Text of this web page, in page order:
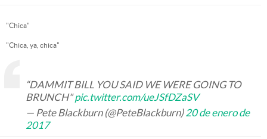
"Chica"
"Chica, ya, chica"
“DAMMIT BILL YOU SAID WE WERE GOING TO
BRUNCH"pic.twitter.com/ueJSfDZaSV
— Pete Blackburn (@PeteBlackburn)20 de enero de
2017